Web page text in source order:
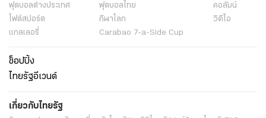
ฟุตบอลต่่างประเทศ ฟุตบอลไทย
คอลัมน์
ไฟต์สปอร์ต
กีฬาโลก
วิดีโอ
แกลเลอรี่
Carabao 7-a-Side Cup
ช็อปปิ้ง
ไทยรัฐอีเวนต์
เกี่ยวกับไทยรัฐ